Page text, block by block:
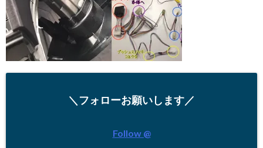
＼フォローお願いします／
Follow @